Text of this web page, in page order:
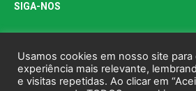
SIGA-NOS
Usamos cookies em nosso site
experiência mais relevante,
e visitas repetidas. Ao clicar em